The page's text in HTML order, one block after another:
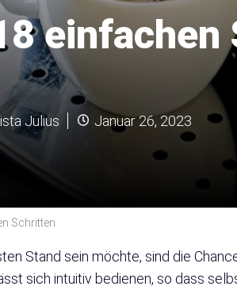
einfachen
Julius Januar 26, 2023
Schritten
Stand sein möchte, sind die
sich intuitiv bedienen, so dass